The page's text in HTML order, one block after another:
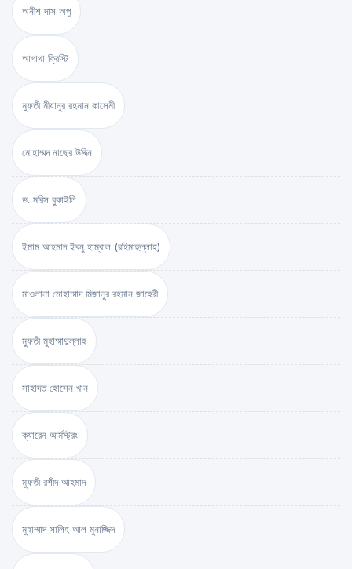
অনীশ দাস অপু
আগাথা ক্রিস্টি
মুফতী মীযানুর রহমান কাসেমী
মোহাম্মদ নাছের উদ্দিন
ড. মরিস বুকাইলি
ইমাম আহমাদ ইবনু হাম্বাল (রহিমাহুল্লাহ)
মাওলানা মোহাম্মাদ মিজানুর রহমান জাহেরী
মুফতী মুহাম্মাদুল্লাহ
সাহাদত হোসেন খান
ক্যারেন আর্মস্ট্রং
মুফতী রশীদ আহমাদ
মুহাম্মাদ সালিহ আল মুনাজ্জিদ